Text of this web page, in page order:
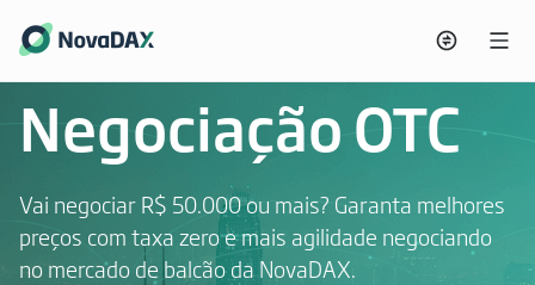
Negociação OTC
Vai negociar R$ 50.000 ou mais? Garanta melhores
preços com taxa zero e mais agilidade negociando
no mercado de balcão da NovaDAX.